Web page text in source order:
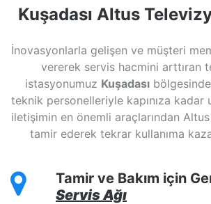
Kuşadası Altus
İnovasyonlarla gelişen ve müşteri
vererek servis hacmini arttıran
istasyonumuz Kuşadası
teknik personelleriyle kapınıza kadar
iletişimin en önemli araçlarından Altus
tamir ederek tekrar kullanıma
Tamir ve Bakım için
Servis Ağı